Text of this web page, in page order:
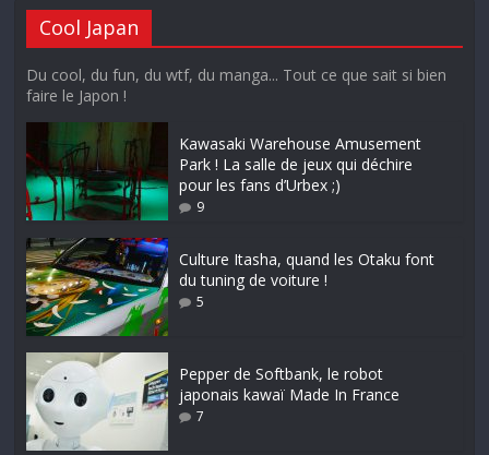
Cool Japan
Du cool, du fun, du wtf, du manga... Tout ce que sait si bien
faire le Japon !
Kawasaki Warehouse Amusement
Park ! La salle de jeux qui déchire
pour les fans d’Urbex ;)
9
Culture Itasha, quand les Otaku font
du tuning de voiture !
5
Pepper de Softbank, le robot
japonais kawaï Made In France
7